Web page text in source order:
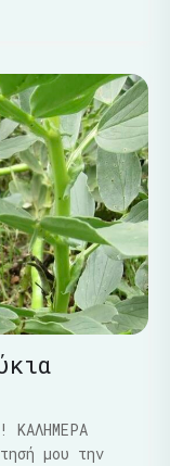
ΚΑΛΗΜΕΡΑ
μου την